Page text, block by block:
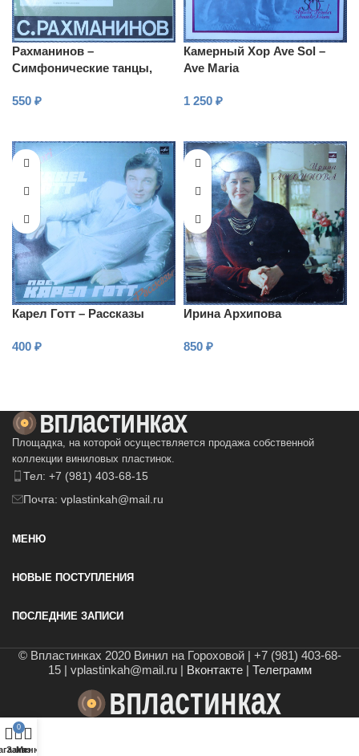
Рахманинов –
Симфонические танцы,
550 ₽
Камерный Хор Ave Sol –
Ave Maria
1 250 ₽
Карел Готт – Рассказы
400 ₽
Ирина Архипова
850 ₽
Площадка, на которой осуществляется продажа собственной
коллекции виниловых пластинок.
Тел: +7 (981) 403-68-15
Почта: vplastinkah@mail.ru
МЕНЮ
НОВЫЕ ПОСТУПЛЕНИЯ
ПОСЛЕДНИЕ ЗАПИСИ
© Впластинках 2020 Винил на Гороховой | +7 (981) 403-68-
15 | vplastinkah@mail.ru | Вконтакте| Телеграмм
0
Заказ
Меню